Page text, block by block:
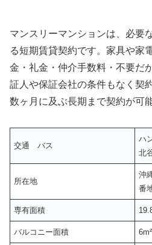
マンスリーマンションは、必要
る短期賃貸契約です。家具や家
金・礼金・仲介手数料・不要だ
証人や保証会社の条件もなく契
数ヶ月に及ぶ長期まで契約が可
交通 バス
ハ
北
所在地
沖
番
専有面積
バルコニー面積 6m²